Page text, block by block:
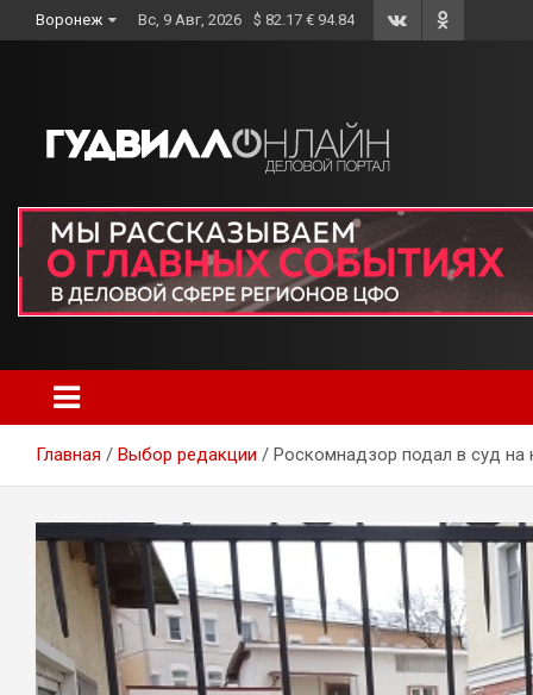
to
Воронеж Вс, 9 Авг, 2026 $ 82.17 € 94.84
Главная Выбор редакции Роскомнадзор подал в суд